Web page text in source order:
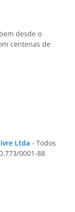
desde o
centenas de
Ltda - Todos
0001-88